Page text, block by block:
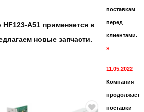
A51 применяется в
новые запчасти.
поставкам
перед
клиентами.
»
11.05.2022
Компания
продолжает
поставки